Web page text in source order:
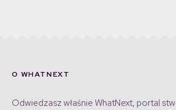
O WHATNEXT
Odwiedzasz właśnie WhatNext, portal